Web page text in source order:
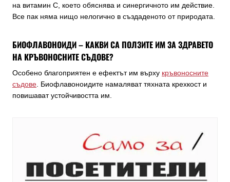
на витамин C, което обяснява и синергичното им действие.
Все пак няма нищо нелогично в създаденото от природата.
БИОФЛАВОНОИДИ – КАКВИ СА ПОЛЗИТЕ ИМ ЗА ЗДРАВЕТО
НА КРЪВОНОСНИТЕ СЪДОВЕ?
Особено благоприятен е ефектът им върху кръвоносните
съдове . Биофлавоноидите намаляват тяхната крехкост и
повишават устойчивостта им.